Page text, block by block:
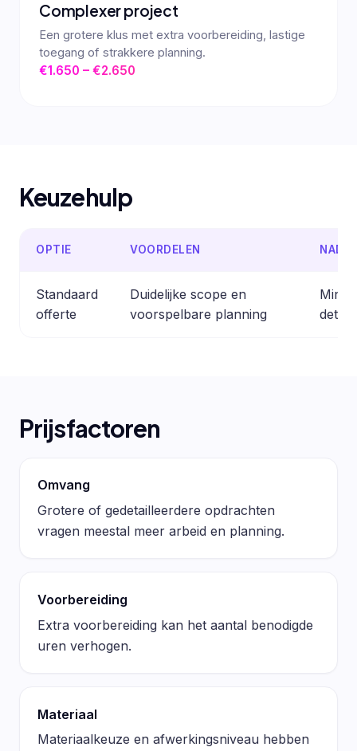
Complexer project
Een grotere klus met extra voorbereiding, lastige
toegang of strakkere planning.
€1.650 – €2.650
Keuzehulp
OPTIE VOORDELEN
Standaard
offerte
Duidelijke scope en
voorspelbare planning
Prijsfactoren
Omvang
Grotere of gedetailleerdere opdrachten
vragen meestal meer arbeid en planning.
Voorbereiding
Extra voorbereiding kan het aantal benodigde
uren verhogen.
Materiaal
Materiaalkeuze en afwerkingsniveau hebben